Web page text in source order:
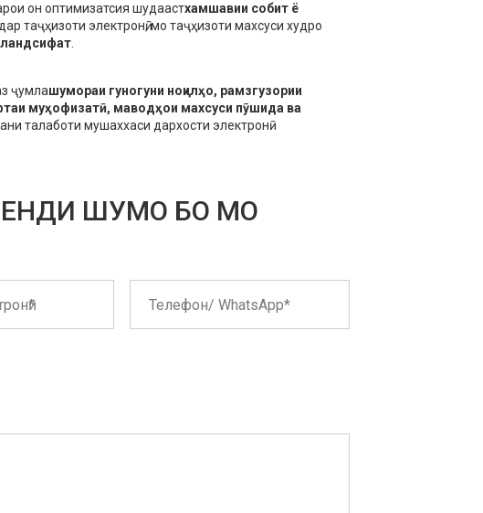
он оптимизатсия шудаастхамшавии собит ё
таҷҳизоти электронӣ, мо таҷҳизоти махсуси худро
.
ҷумлашумораи гуногуни ноқилҳо, рамзгузории
муҳофизатӣ, маводҳои махсуси пӯшида ва
талаботи мушаххаси дархости электронӣ.
ШУМО БО МО